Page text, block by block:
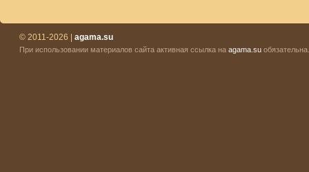
© 2011-2026 | agama.su
При использовании материалов сайта активная ссылка на agama.su обязательна.